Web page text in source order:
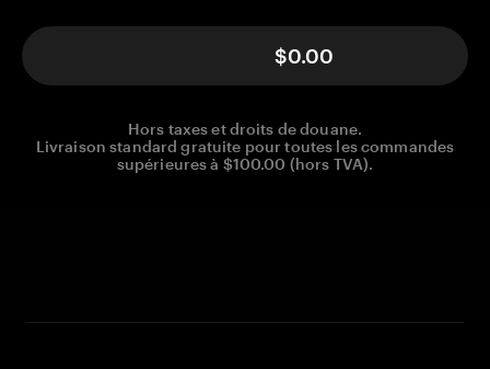
$0.00
Hors taxes et droits de douane.
Livraison standard gratuite pour toutes les commandes
supérieures à $100.00 (hors TVA).